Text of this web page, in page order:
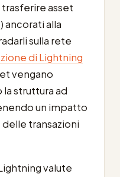
asset
ancorati alla
sulla rete
di Lightning
vengano
struttura ad
un impatto
transazioni
valute